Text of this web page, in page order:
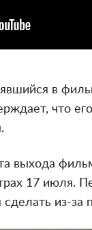
в
что
выхода
17 июля.
из-за